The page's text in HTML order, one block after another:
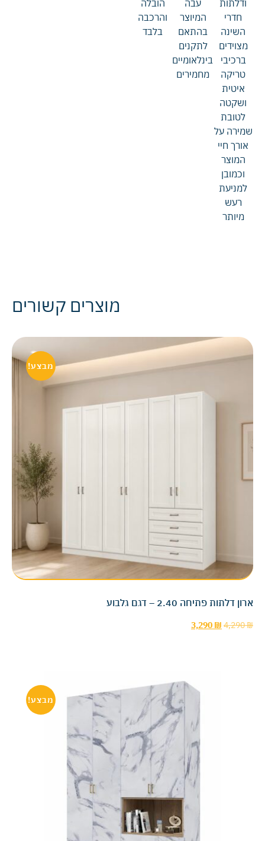
ודלתות
חדרי
השינה
מצוידים
ברכיבי
טריקה
איטית
ושקטה
לטובת
שמירה על
אורך חיי
המוצר
וכמובן
למניעת
רעש
מיותר
עבה
המיוצר
בהתאם
לתקנים
בינלאומיים
מחמירים
הובלה
והרכבה
בלבד
מוצרים קשורים
מבצע!
ארון דלתות פתיחה 2.40 – דגם גלבוע
4,290₪
3,290 ₪
מבצע!